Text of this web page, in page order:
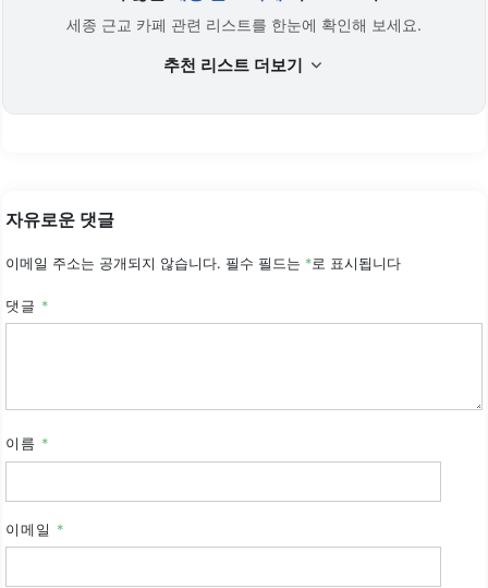
세종 근교 카페 관련 리스트를 한눈에 확인해 보세요.
추천 리스트 더보기
자유로운 댓글
이메일 주소는 공개되지 않습니다. 필수 필드는 *로 표시됩니다
댓글 *
이름 *
이메일 *